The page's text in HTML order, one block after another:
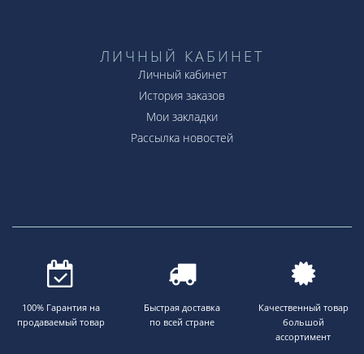
ЛИЧНЫЙ КАБИНЕТ
Личный кабинет
История заказов
Мои закладки
Рассылка новостей
100% Гарантия на
продаваемый товар
Быстрая доставка
по всей стране
Качественный товар
большой
ассортимент